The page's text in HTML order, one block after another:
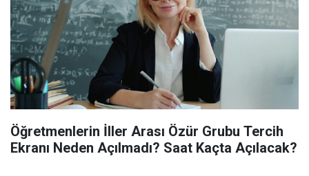
Öğretmenlerin İller Arası Özür Grubu Tercih
Ekranı Neden Açılmadı? Saat Kaçta Açılacak?